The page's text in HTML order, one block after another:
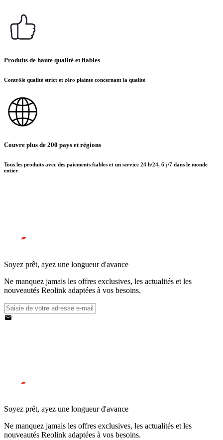
Produits de haute qualité et fiables
Contrôle qualité strict et zéro plainte concernant la qualité
Couvre plus de 200 pays et régions
Tous les produits avec des paiements fiables et un service 24 h/24, 6 j/7 dans le monde
entier
Soyez prêt, ayez une longueur d'avance
Ne manquez jamais les offres exclusives, les actualités et les
nouveautés Reolink adaptées à vos besoins.
Soyez prêt, ayez une longueur d'avance
Ne manquez jamais les offres exclusives, les actualités et les
nouveautés Reolink adaptées à vos besoins.